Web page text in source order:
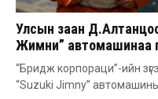
Улсын заан
Жимни” автомашинаа
“Бридж корпораци”-ийн
“Suzuki Jimny”